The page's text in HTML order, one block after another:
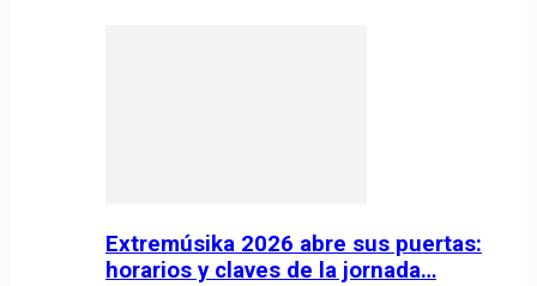
Extremúsika 2026 abre sus puertas:
horarios y claves de la jornada…